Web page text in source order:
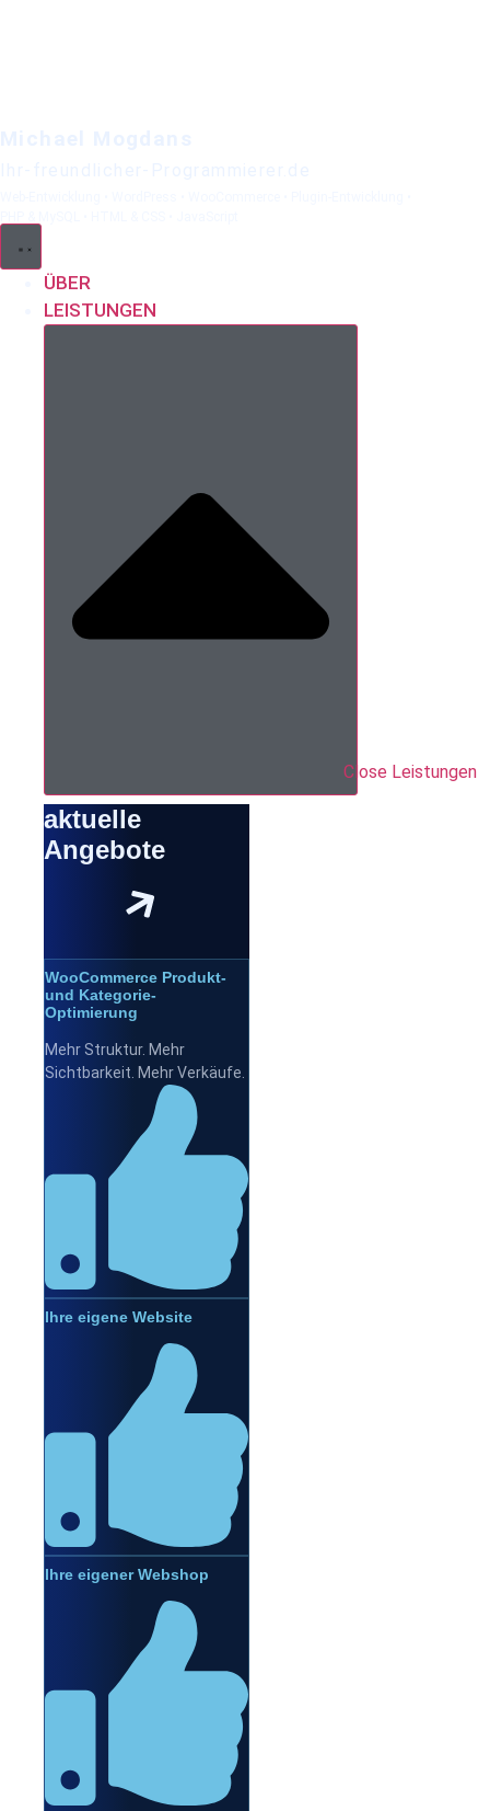
ÜBER
LEISTUNGEN
Close Leistungen
aktuelle
Angebote
WooCommerce Produkt-
und Kategorie-
Optimierung
Mehr Struktur. Mehr
Sichtbarkeit. Mehr Verkäufe.
Ihre eigene Website
Ihre eigener Webshop